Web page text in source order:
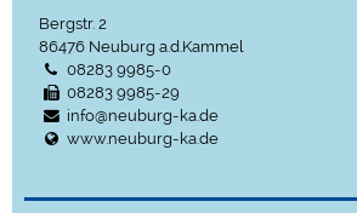
Bergstr. 2
86476 Neuburg a.d.Kammel
08283 9985-0
08283 9985-29
info@neuburg-ka.de
www.neuburg-ka.de